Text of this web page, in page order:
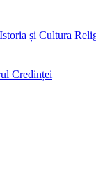
și Cultura